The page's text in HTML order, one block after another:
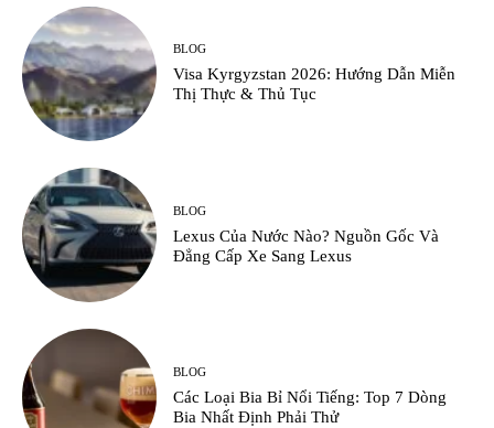
BLOG
Visa Kyrgyzstan 2026: Hướng Dẫn Miễn
Thị Thực & Thủ Tục
BLOG
Lexus Của Nước Nào? Nguồn Gốc Và
Đẳng Cấp Xe Sang Lexus
BLOG
Các Loại Bia Bỉ Nổi Tiếng: Top 7 Dòng
Bia Nhất Định Phải Thử